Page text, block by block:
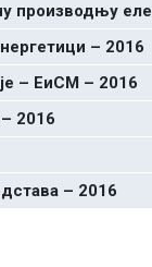
производњу
– 2016
– ЕиСМ – 2016
2016
– 2016